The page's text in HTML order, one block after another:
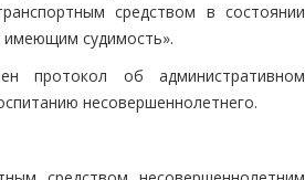
средством в состоянии
имеющим судимость».
протокол об административном
несовершеннолетнего.